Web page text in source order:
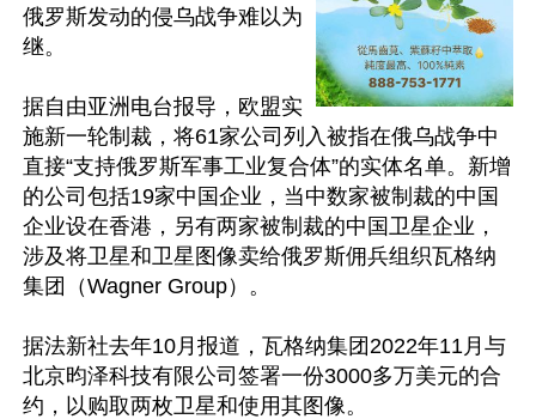
俄罗斯发动的侵乌战争难以为
继。
据自由亚洲电台报导，欧盟实
施新一轮制裁，将61家公司列入被指在俄乌战争中
直接“支持俄罗斯军事工业复合体”的实体名单。新增
的公司包括19家中国企业，当中数家被制裁的中国
企业设在香港，另有两家被制裁的中国卫星企业，
涉及将卫星和卫星图像卖给俄罗斯佣兵组织瓦格纳
集团（Wagner Group）。
据法新社去年10月报道，瓦格纳集团2022年11月与
北京昀泽科技有限公司签署一份3000多万美元的合
约，以购取两枚卫星和使用其图像。